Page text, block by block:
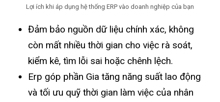
Lợi ích khi áp dụng hệ thống ERP vào doanh nghiệp của bạn
Đảm bảo nguồn dữ liệu chính xác, không
còn mất nhiều thời gian cho việc rà soát,
kiểm kê, tìm lỗi sai hoặc chênh lệch.
Erp góp phần Gia tăng năng suất lao động
và tối ưu quỹ thời gian làm việc của nhân